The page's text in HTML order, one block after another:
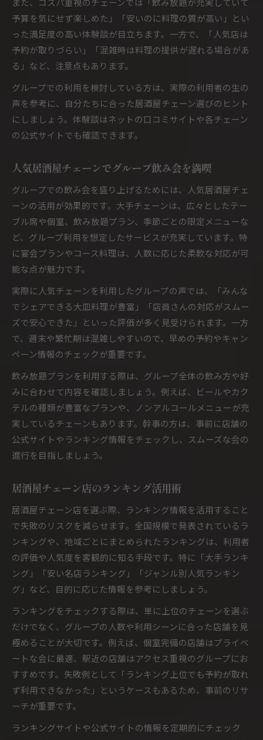
予算を気にせず楽しめた」「安いのに料理の質が高い」とい
った満足度の高い体験談が目立ちます。一方で、「人気店は
予約が取りづらい」「混雑時は料理の提供が遅れる場合があ
る」など、注意点もあります。
グループでの利用を検討している方は、実際の利用者の生の
声を参考に、自分たちに合った居酒屋チェーン選びのヒント
にしましょう。体験談はネットの口コミサイトや各チェーン
の公式サイトでも確認できます。
人気居酒屋チェーンでグループ飲み会を満喫
グループでの飲み会を盛り上げるためには、人気居酒屋チェ
ーンの活用が効果的です。大手チェーンは、広々としたテー
ブル席や個室、飲み放題プラン、季節ごとの限定メニューな
ど、グループ利用を想定したサービスが充実しています。特
に宴会プランやコース料理は、人数に応じた柔軟な対応が可
能な点が魅力です。
実際に人気チェーンを利用したグループの声では、「みんな
でシェアできる大皿料理が豊富」「店員さんの対応がスムー
ズで安心できた」といった評価が多く見受けられます。一方
で、週末や繁忙期は混雑しやすいので、早めの予約やキャン
ペーン情報のチェックが重要です。
飲み放題プランを利用する際は、グループ全体の飲み方や好
みに合わせて内容を確認しましょう。例えば、ビールやカク
テルの種類が豊富なプランや、ノンアルコールメニューが充
実しているチェーンもあります。幹事の方は、事前に店舗の
公式サイトやランキング情報をチェックし、スムーズな会の
進行を目指しましょう。
居酒屋チェーン店のランキング活用術
居酒屋チェーン店を選ぶ際、ランキング情報を活用すること
で失敗のリスクを減らせます。全国規模で発表されているラ
ンキングや、地域ごとにまとめられたランキングは、利用者
の評価や人気度を客観的に知る手段です。特に「大手ランキ
ング」「安い名店ランキング」「ジャンル別人気ランキン
グ」など、目的に応じた情報を参考にしましょう。
ランキングをチェックする際は、単に上位のチェーンを選ぶ
だけでなく、グループの人数や利用シーンに合った店舗を見
極めることが大切です。例えば、個室完備の店舗はプライベ
ートな会に最適、駅近の店舗はアクセス重視のグループにお
すすめです。失敗例として「ランキング上位でも予約が取れ
ず利用できなかった」というケースもあるため、事前のリサ
ーチが重要です。
ランキングサイトや公式サイトの情報を定期的にチェック